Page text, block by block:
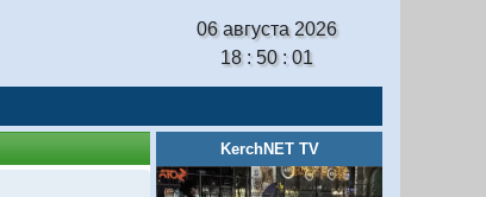
06 августа 2026
18 : 50 : 01
KerchNET TV